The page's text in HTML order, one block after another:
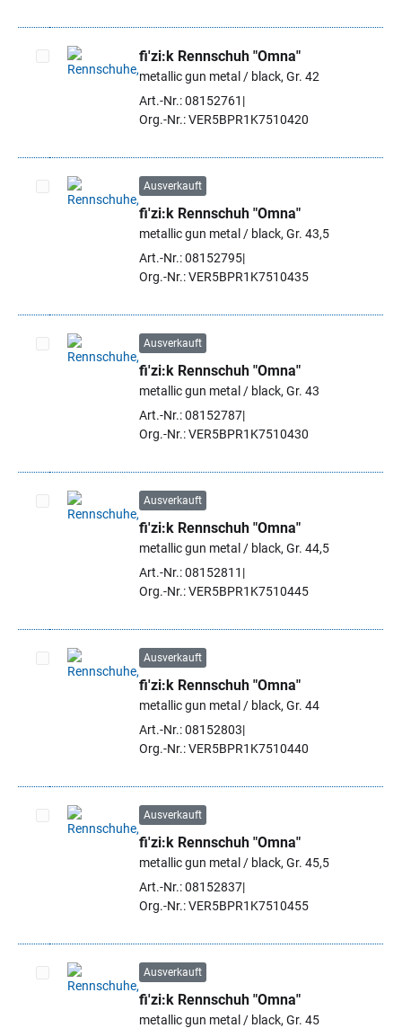
Artikel auswählen
fi'zi:k Rennschuh "Omna"
metallic gun metal / black, Gr. 42
Art.-Nr.: 08152761
Org.-Nr.: VER5BPR1K7510420
Artikel auswählen
Ausverkauft
fi'zi:k Rennschuh "Omna"
metallic gun metal / black, Gr. 43,5
Art.-Nr.: 08152795
Org.-Nr.: VER5BPR1K7510435
Artikel auswählen
Ausverkauft
fi'zi:k Rennschuh "Omna"
metallic gun metal / black, Gr. 43
Art.-Nr.: 08152787
Org.-Nr.: VER5BPR1K7510430
Artikel auswählen
Ausverkauft
fi'zi:k Rennschuh "Omna"
metallic gun metal / black, Gr. 44,5
Art.-Nr.: 08152811
Org.-Nr.: VER5BPR1K7510445
Artikel auswählen
Ausverkauft
fi'zi:k Rennschuh "Omna"
metallic gun metal / black, Gr. 44
Art.-Nr.: 08152803
Org.-Nr.: VER5BPR1K7510440
Artikel auswählen
Ausverkauft
fi'zi:k Rennschuh "Omna"
metallic gun metal / black, Gr. 45,5
Art.-Nr.: 08152837
Org.-Nr.: VER5BPR1K7510455
Artikel auswählen
Ausverkauft
fi'zi:k Rennschuh "Omna"
metallic gun metal / black, Gr. 45